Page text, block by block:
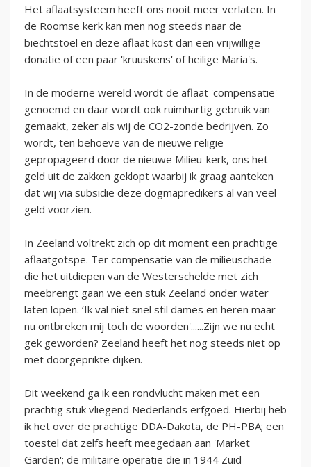
Het aflaatsysteem heeft ons nooit meer verlaten. In
de Roomse kerk kan men nog steeds naar de
biechtstoel en deze aflaat kost dan een vrijwillige
donatie of een paar 'kruuskens' of heilige Maria's.
In de moderne wereld wordt de aflaat 'compensatie'
genoemd en daar wordt ook ruimhartig gebruik van
gemaakt, zeker als wij de CO2-zonde bedrijven. Zo
wordt, ten behoeve van de nieuwe religie
gepropageerd door de nieuwe Milieu-kerk, ons het
geld uit de zakken geklopt waarbij ik graag aanteken
dat wij via subsidie deze dogmapredikers al van veel
geld voorzien.
In Zeeland voltrekt zich op dit moment een prachtige
aflaatgotspe. Ter compensatie van de milieuschade
die het uitdiepen van de Westerschelde met zich
meebrengt gaan we een stuk Zeeland onder water
laten lopen. ‘Ik val niet snel stil dames en heren maar
nu ontbreken mij toch de woorden'......Zijn we nu echt
gek geworden? Zeeland heeft het nog steeds niet op
met doorgeprikte dijken.
Dit weekend ga ik een rondvlucht maken met een
prachtig stuk vliegend Nederlands erfgoed. Hierbij heb
ik het over de prachtige DDA-Dakota, de PH-PBA; een
toestel dat zelfs heeft meegedaan aan 'Market
Garden'; de militaire operatie die in 1944 Zuid-